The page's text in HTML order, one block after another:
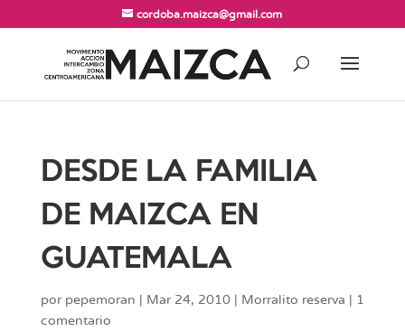
cordoba.maizca@gmail.com
DESDE LA FAMILIA
DE MAIZCA EN
GUATEMALA
por pepemoran Mar 24, 2010| Morralito reserva
1
comentario